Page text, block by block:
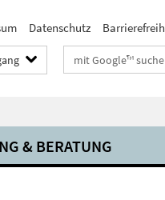
Datenschutz
Suchbegriffe
& BERATUNG